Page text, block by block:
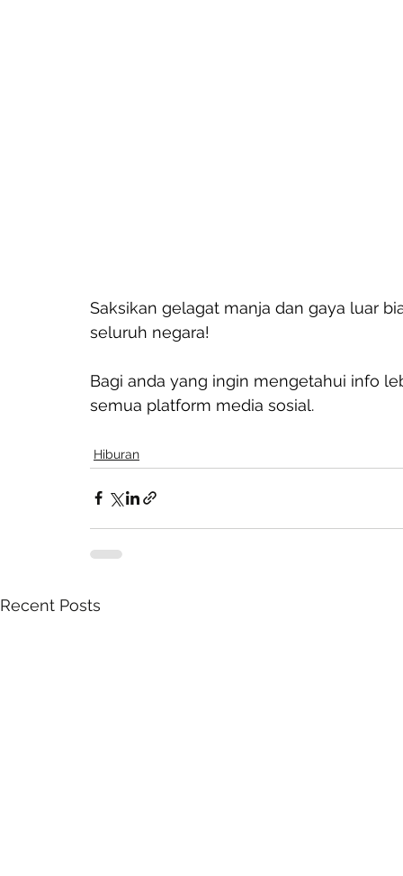
Saksikan gelagat manja dan gaya luar
seluruh negara!
Bagi anda yang ingin mengetahui info
semua platform media sosial.
Hiburan
Recent Posts